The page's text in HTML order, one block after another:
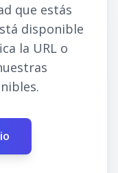
que estás
disponible
la URL o